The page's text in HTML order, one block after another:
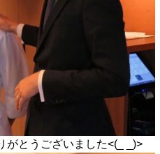
がとうございました<(_ _)>